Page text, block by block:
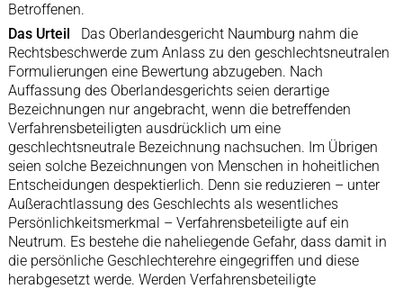
Betroffenen.
Das Urteil Das Oberlandesgericht Naumburg nahm die
Rechtsbeschwerde zum Anlass zu den geschlechtsneutralen
Formulierungen eine Bewertung abzugeben. Nach
Auffassung des Oberlandesgerichts seien derartige
Bezeichnungen nur angebracht, wenn die betreffenden
Verfahrensbeteiligten ausdrücklich um eine
geschlechtsneutrale Bezeichnung nachsuchen. Im Übrigen
seien solche Bezeichnungen von Menschen in hoheitlichen
Entscheidungen despektierlich. Denn sie reduzieren – unter
Außerachtlassung des Geschlechts als wesentliches
Persönlichkeitsmerkmal – Verfahrensbeteiligte auf ein
Neutrum. Es bestehe die naheliegende Gefahr, dass damit in
die persönliche Geschlechterehre eingegriffen und diese
herabgesetzt werde. Werden Verfahrensbeteiligte